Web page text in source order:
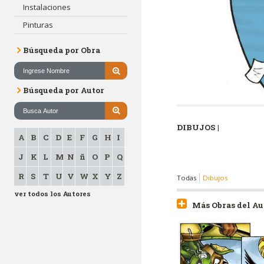
Instalaciones
Pinturas
Búsqueda por Obra
Búsqueda por Autor
A B C D E F G H
I
J
K L M N ñ O P
Q
R
S T U V W X Y Z
ver todos los Autores
DIBUJOS |
Todas Dibujos
Más Obras del